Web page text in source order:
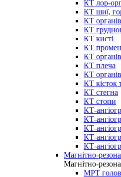
КТ лор-
КТ шиї,
КТ
КТ
КТ кисті
КТ
КТ
КТ плеча
КТ
КТ кісток
КТ стегна
КТ стопи
КТ-
КТ-
КТ-
КТ-
КТ-
Магнітно-
Магнітно-
МРТ